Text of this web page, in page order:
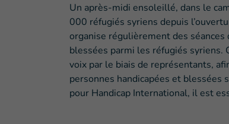
Un après-midi ensoleillé, dans le
000 réfugiés syriens depuis
organise régulièrement des séances
blessées parmi les réfugiés syriens.
voix par le biais de représentants,
personnes handicapées et blessées
pour Handicap International, il est